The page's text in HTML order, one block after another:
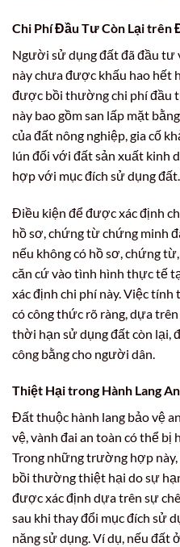
Chi Phí Đầu Tư Còn Lại trên
Người sử dụng đất đã đầu tư
này chưa được khấu hao hết
được bồi thường chi phí đầu
này bao gồm san lấp mặt
của đất nông nghiệp, gia cố
lún đối với đất sản xuất kinh
hợp với mục đích sử dụng đất.
Điều kiện để được xác định
hồ sơ, chứng từ chứng minh
nếu không có hồ sơ, chứng
căn cứ vào tình hình thực tế
xác định chi phí này. Việc
có công thức rõ ràng, dựa
thời hạn sử dụng đất còn lại,
công bằng cho người dân.
Thiệt Hại trong Hành Lang
Đất thuộc hành lang bảo vệ
vệ, vành đai an toàn có thể bị
Trong những trường hợp
bồi thường thiệt hại do sự
được xác định dựa trên sự
sau khi thay đổi mục đích sử
năng sử dụng. Ví dụ, nếu đất